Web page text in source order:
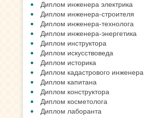
Диплом инженера электрика
Диплом инженера-строителя
Диплом инженера-технолога
Диплом инженера-энергетика
Диплом инструктора
Диплом искусствоведа
Диплом историка
Диплом кадастрового инженера
Диплом капитана
Диплом конструктора
Диплом косметолога
Диплом лаборанта